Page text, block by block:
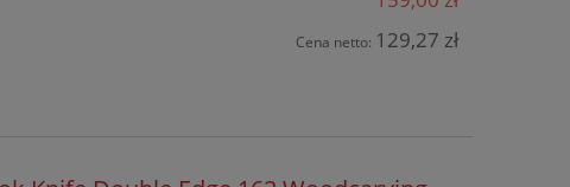
Cena netto: 129,27 zł